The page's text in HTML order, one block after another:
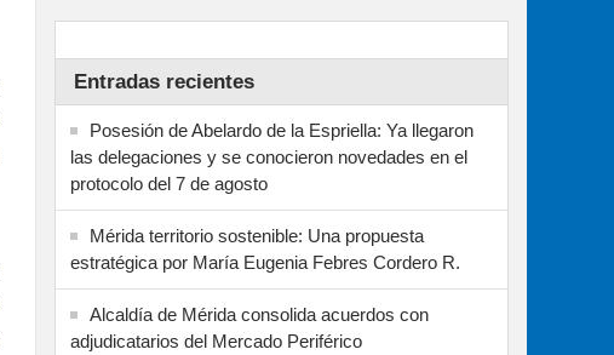
Entradas recientes
Posesión de Abelardo de la Espriella: Ya llegaron
las delegaciones y se conocieron novedades en el
protocolo del 7 de agosto
Mérida territorio sostenible: Una propuesta
estratégica por María Eugenia Febres Cordero R.
Alcaldía de Mérida consolida acuerdos con
adjudicatarios del Mercado Periférico